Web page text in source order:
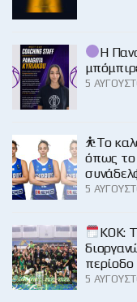
Η
5
⛹️‍Το
όπως το
5
KOK:
περίοδο
5